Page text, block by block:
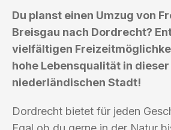
Du planst einen Umzug von
Breisgau nach Dordrecht?
vielfältigen
hohe Lebensqualität in
niederländischen Stadt!
Dordrecht bietet für jeden